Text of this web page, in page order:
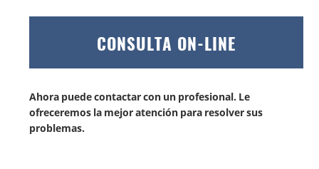
CONSULTA ON-LINE
Ahora puede contactar con un profesional. Le
ofreceremos la mejor atención para resolver sus
problemas.